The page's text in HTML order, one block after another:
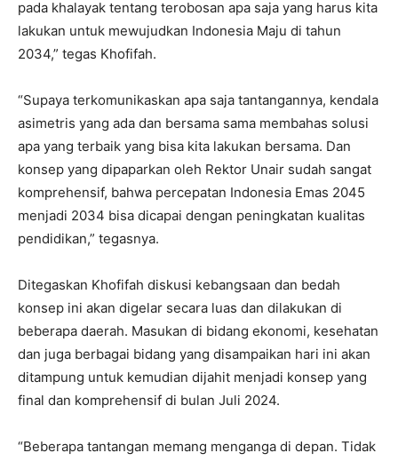
pada khalayak tentang terobosan apa saja yang harus kita
lakukan untuk mewujudkan Indonesia Maju di tahun
2034,” tegas Khofifah.
“Supaya terkomunikaskan apa saja tantangannya, kendala
asimetris yang ada dan bersama sama membahas solusi
apa yang terbaik yang bisa kita lakukan bersama. Dan
konsep yang dipaparkan oleh Rektor Unair sudah sangat
komprehensif, bahwa percepatan Indonesia Emas 2045
menjadi 2034 bisa dicapai dengan peningkatan kualitas
pendidikan,” tegasnya.
Ditegaskan Khofifah diskusi kebangsaan dan bedah
konsep ini akan digelar secara luas dan dilakukan di
beberapa daerah. Masukan di bidang ekonomi, kesehatan
dan juga berbagai bidang yang disampaikan hari ini akan
ditampung untuk kemudian dijahit menjadi konsep yang
final dan komprehensif di bulan Juli 2024.
“Beberapa tantangan memang menganga di depan. Tidak